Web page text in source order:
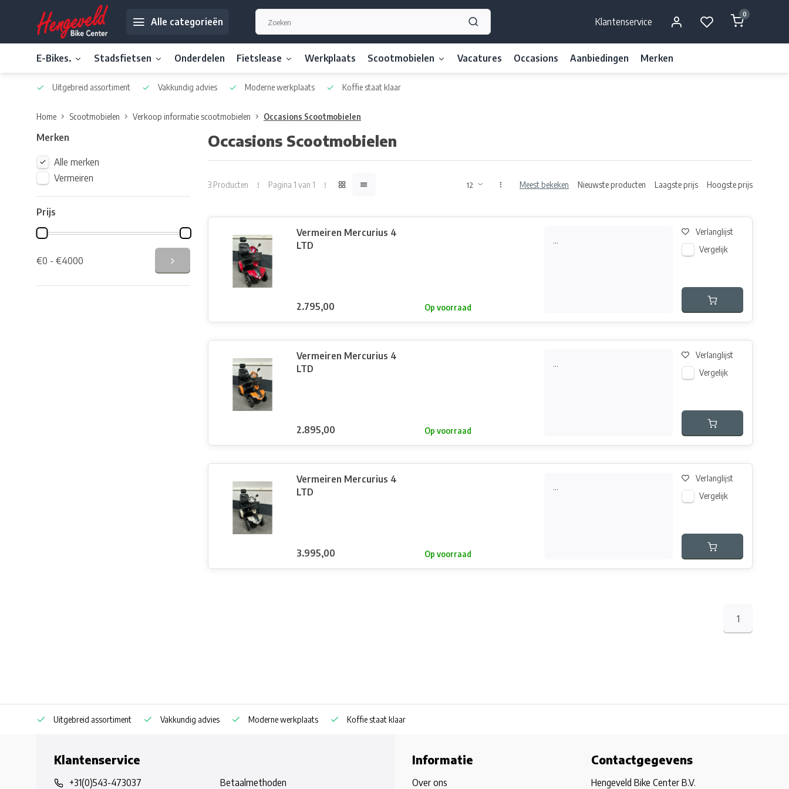
Alle categorieën Klantenservice
0
E-Bikes. Stadsfietsen Onderdelen Fietslease Werkplaats Scootmobielen Vacatures Occasions Aanbiedingen Merken
Uitgebreid assortiment Vakkundig advies Moderne werkplaats Koffie staat klaar
Home Scootmobielen Verkoop informatie scootmobielen Occasions Scootmobielen
Merken
Alle merken
Vermeiren
Prijs
€0 - €4000
Occasions Scootmobielen
3 Producten Pagina 1 van 1 Meest bekeken Nieuwste producten Laagste prijs Hoogste prijs
Vermeiren Mercurius 4
LTD
2.795,00 Op voorraad
...
Verlanglijst
Vergelijk
Vermeiren Mercurius 4
LTD
2.895,00 Op voorraad
...
Verlanglijst
Vergelijk
Vermeiren Mercurius 4
LTD
3.995,00 Op voorraad
...
Verlanglijst
Vergelijk
1
Uitgebreid assortiment Vakkundig advies Moderne werkplaats Koffie staat klaar
Klantenservice
+31(0)543-473037 Betaalmethoden
Informatie
Over ons
Contactgegevens
Hengeveld Bike Center B.V.